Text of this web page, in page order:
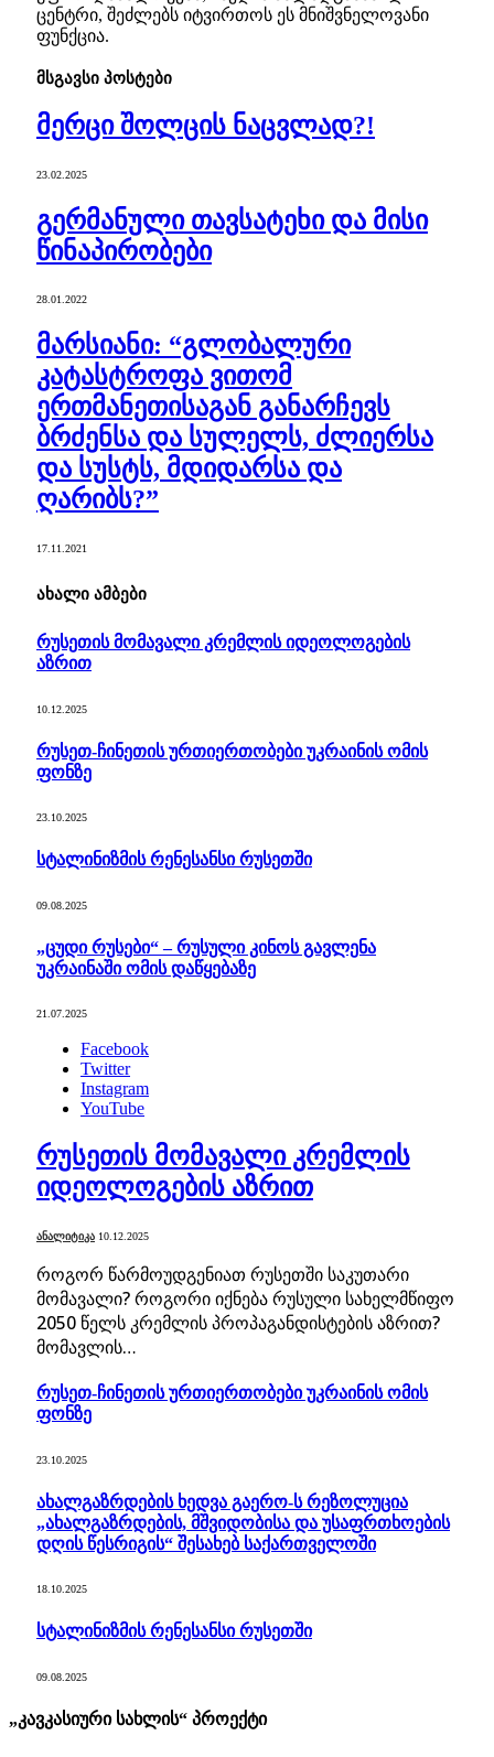
ცენტრი, შეძლებს იტვირთოს ეს მნიშვნელოვანი
ფუნქცია.
მსგავსი პოსტები
მერცი შოლცის ნაცვლად?!
23.02.2025
გერმანული თავსატეხი და მისი
წინაპირობები
28.01.2022
მარსიანი: “გლობალური
კატასტროფა ვითომ
ერთმანეთისაგან განარჩევს
ბრძენსა და სულელს, ძლიერსა
და სუსტს, მდიდარსა და
ღარიბს?”
17.11.2021
ახალი ამბები
რუსეთის მომავალი კრემლის იდეოლოგების
აზრით
10.12.2025
რუსეთ-ჩინეთის ურთიერთობები უკრაინის ომის
ფონზე
23.10.2025
სტალინიზმის რენესანსი რუსეთში
09.08.2025
„ცუდი რუსები“ – რუსული კინოს გავლენა
უკრაინაში ომის დაწყებაზე
21.07.2025
Facebook
Twitter
Instagram
YouTube
რუსეთის მომავალი კრემლის
იდეოლოგების აზრით
ᲐᲜᲐᲚᲘᲢᲘᲙᲐ 10.12.2025
როგორ წარმოუდგენიათ რუსეთში საკუთარი
მომავალი? როგორი იქნება რუსული სახელმწიფო
2050 წელს კრემლის პროპაგანდისტების აზრით?
მომავლის…
რუსეთ-ჩინეთის ურთიერთობები უკრაინის ომის
ფონზე
23.10.2025
ახალგაზრდების ხედვა გაერო-ს რეზოლუცია
„ახალგაზრდების, მშვიდობისა და უსაფრთხოების
დღის წესრიგის“ შესახებ საქართველოში
18.10.2025
სტალინიზმის რენესანსი რუსეთში
09.08.2025
„კავკასიური სახლის“ პროექტი